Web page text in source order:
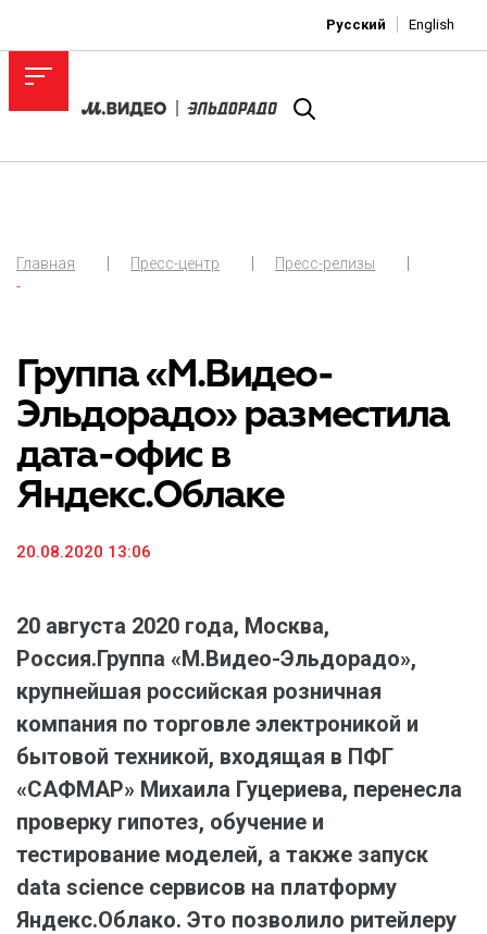
Русский English
Главная Пресс-центр
Пресс-релизы
-
Группа «М.Видео-
Эльдорадо» разместила
дата-офис в
Яндекс.Облаке
20.08.2020 13:06
20 августа 2020 года, Москва,
Россия.Группа «М.Видео-Эльдорадо»,
крупнейшая российская розничная
компания по торговле электроникой и
бытовой техникой, входящая в ПФГ
«САФМАР» Михаила Гуцериева, перенесла
проверку гипотез, обучение и
тестирование моделей, а также запуск
data science сервисов на платформу
Яндекс.Облако. Это позволило ритейлеру